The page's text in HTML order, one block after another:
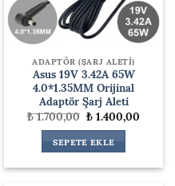
ADAPTÖR (ŞARJ ALETİ)
Asus 19V 3.42A 65W
4.0*1.35MM Orijinal
Adaptör Şarj Aleti
₺1.700,00Orijinal
fiyat:
₺ 1.700,00.
₺1.400,00
SEPETE EKLE